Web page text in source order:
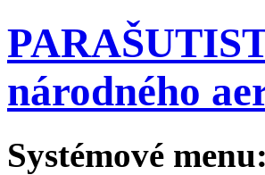
národného
Systémové menu: